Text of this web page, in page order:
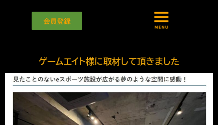
会員登録
ゲームエイト様に取材して頂きました